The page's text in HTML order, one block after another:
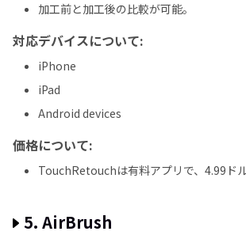
加工前と加工後の比較が可能。
対応デバイスについて:
iPhone
iPad
Android devices
価格について:
TouchRetouchは有料アプリで、4.99ドル
5. AirBrush